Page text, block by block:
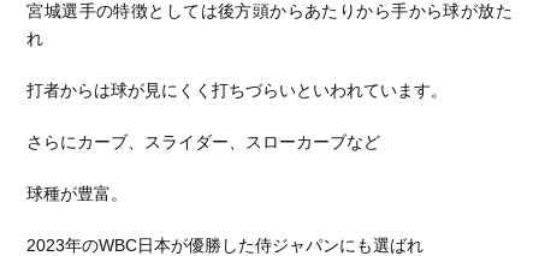
宮城選手の特徴としては後方頭からあたりから手から球が放た
れ
打者からは球が見にくく打ちづらいといわれています。
さらにカーブ、スライダー、スローカーブなど
球種が豊富。
2023年のWBC日本が優勝した侍ジャパンにも選ばれ